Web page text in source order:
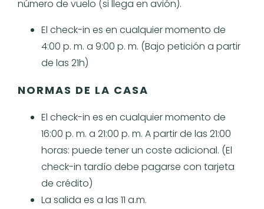
número de vuelo (si llega en avión).
El check-in es en cualquier momento de
4:00 p. m. a 9:00 p. m. (Bajo petición a partir
de las 21h)
NORMAS DE LA CASA
El check-in es en cualquier momento de
16:00 p. m. a 21:00 p. m. A partir de las 21:00
horas: puede tener un coste adicional. (El
check-in tardío debe pagarse con tarjeta
de crédito)
La salida es a las 11 a.m.